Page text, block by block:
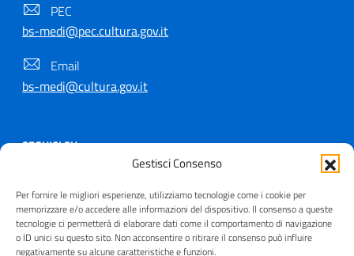
Gestisci Consenso
Per fornire le migliori esperienze, utilizziamo tecnologie come i cookie per
memorizzare e/o accedere alle informazioni del dispositivo. Il consenso a queste
tecnologie ci permetterà di elaborare dati come il comportamento di navigazione
o ID unici su questo sito. Non acconsentire o ritirare il consenso può influire
negativamente su alcune caratteristiche e funzioni.
PEC
bs-medi@pec.cultura.gov.it
Email
bs-medi@cultura.gov.it
SEGUICI SU
Copyright © 2021 - 2026